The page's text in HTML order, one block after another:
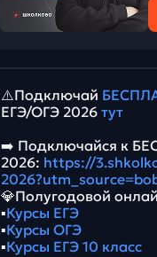
⚠️Подключай
ЕГЭ/ОГЭ 2026 тут
➡️ Подключайся к
2026: https://
💎Полугодовой
▪️Курсы ЕГЭ
▪️Курсы ОГЭ
▪️Курсы ЕГЭ 10 класс